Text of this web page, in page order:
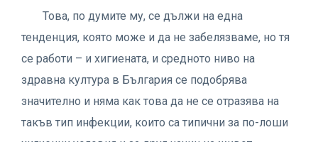
Това, по думите му, се дължи на една
тенденция, която може и да не забелязваме, но тя
се работи – и хигиената, и средното ниво на
здравна култура в България се подобрява
значително и няма как това да не се отразява на
такъв тип инфекции, които са типични за по-лоши